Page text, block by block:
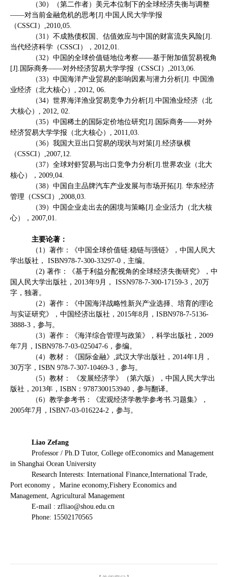
（30）（第二作者）美元本位制下的全球经济失衡与调整
——对当前金融危机的思考[J].中国人民大学学报
（CSSCI ） ,2010,05.
（31 ）不成熟债权国、估值效应与中国的财富流失风险[J].
当代经济科学（CSSCI ）， 2012,01.
（32）中国的全球价值链地位考察——基于附加值贸易视角
[J]. 国际商务——对外经济贸易大学学报（CSSCI ） ,2013,06.
（33）中国海洋产业贸易的影响因素与潜力分析[J]. 中国渔
业经济（北大核心） , 2012, 06.
（34）世界海洋渔业贸易竞争力分析[J].中国渔业经济（北
大核心） , 2012, 02.
（35）中国稀土的国际定价地位研究[J]. 国际商务——对外
经济贸易大学学报（北大核心） , 2011,03.
（36）我国大豆出口贸易的现状与对策[J].经济纵横
（CSSCI ） ,2007,12.
（37）全球对虾贸易与出口竞争力分析[J].世界农业（北大
核心）， 2009,04.
（38）中国自主品牌汽车产业发展与市场开拓 [J]. 华东经济
管理（CSSCI ） ,2008,03.
（39）中国企业走出去的困境与策略[J].企业活力（北大核
心）， 2007,01.
主要论著：
（ 1 ）著作：《中国全球价值链:稳链与强链》，中国人民大
学出版社，
ISBN978-7-300-33297-0 ，主编。
（2) 著作：《基于利益分配视角的全球经济失衡研究》，中
国人民大学出版社， 2013年9月， ISSN978-7-300-17159-3 ， 20万
字，独著。
（2）著作：《中国海洋战略性新兴产业选择、培育的理论
与实证研究》，中国经济出版社， 2015年8月， ISBN978-7-5136-
3888-3 ，参与。
（3）著作：《海洋综合管理与政策》，科学出版社， 2009
年7月， ISBN978-7-03-025047-6 ，参编。
（4）教材：《国际金融》 ,武汉大学出版社， 2014年1 月，
30万字， ISBN 978-7-307-10469-3 ，参与。
（5）教材： 《发展经济学》（第六版），中国人民大学出
版社， 2013年， ISBN ： 9787300153940 ，参与翻译。
（6）教学参考书：《宏观经济学教学参考书.习题集》，
2005年7月， ISBN7-03-016224-2 ，参与。
Liao Zefang
Professor / Ph.D Tutor, College ofEconomics and Management
in Shanghai Ocean University
Research Interests: International Finance,International Trade,
Port economy ，
Marine economy,Fishery Economics and
Management, Agricultural Management
E-mail : zfliao@shou.edu.cn
Phone: 15502170565